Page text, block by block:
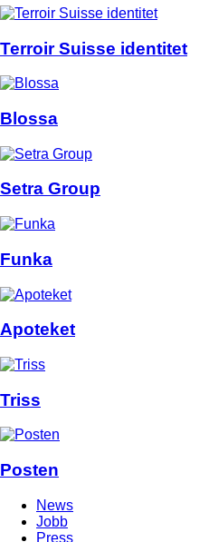
Terroir Suisse identitet
Blossa
Setra Group
Funka
Apoteket
Triss
Posten
News
Jobb
Press